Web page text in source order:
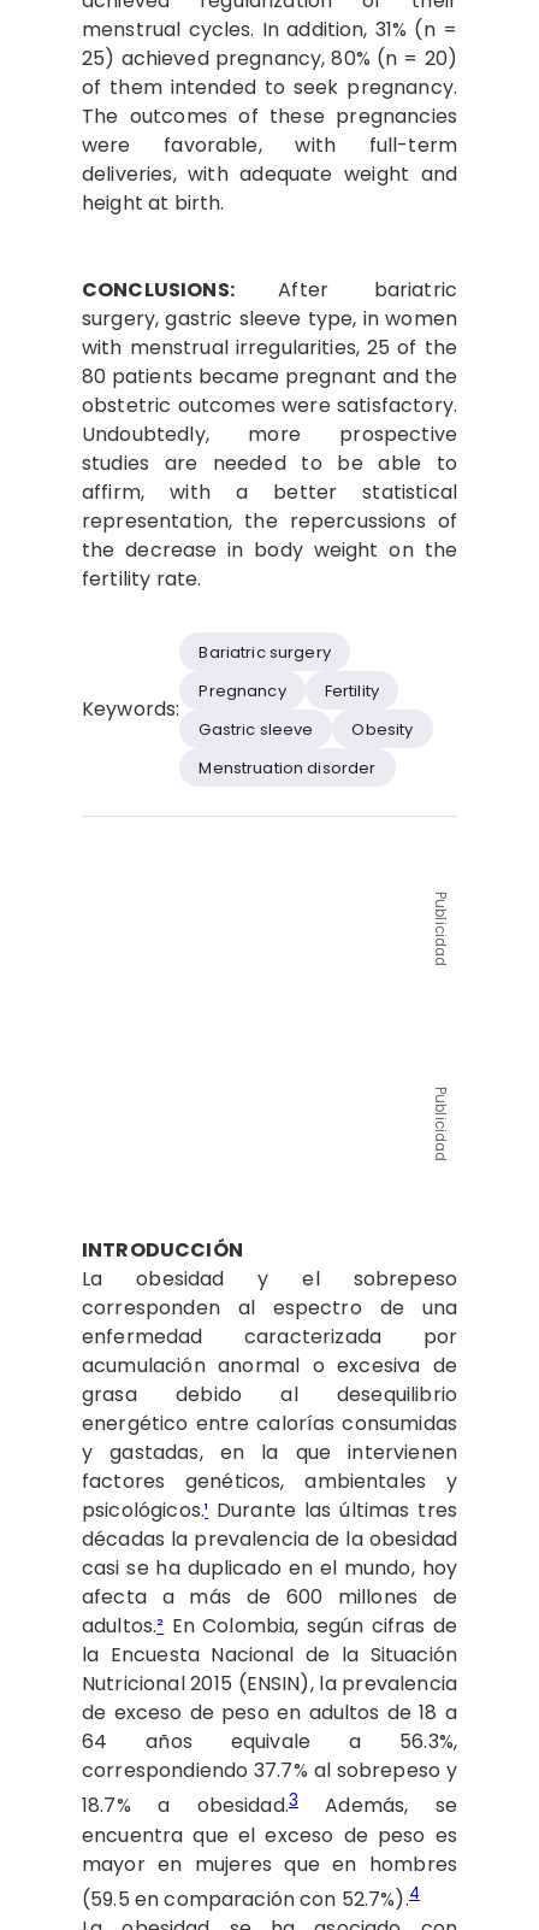
menstrual cycles. In addition, 31% (n =
25) achieved pregnancy, 80% (n = 20)
of them intended to seek pregnancy.
The outcomes of these pregnancies
were favorable, with full-term
deliveries, with adequate weight and
height at birth.
CONCLUSIONS:After bariatric
surgery, gastric sleeve type, in women
with menstrual irregularities, 25 of the
80 patients became pregnant and the
obstetric outcomes were satisfactory.
Undoubtedly, more prospective
studies are needed to be able to
affirm, with a better statistical
representation, the repercussions of
the decrease in body weight on the
fertility rate.
Keywords:
Bariatric surgery
Pregnancy
Fertility
Gastric sleeve
Obesity
Menstruation disorder
Publicidad
Publicidad
INTRODUCCIÓN
La obesidad y el sobrepeso
corresponden al espectro de una
enfermedad caracterizada por
acumulación anormal o excesiva de
grasa debido al desequilibrio
energético entre calorías consumidas
y gastadas, en la que intervienen
factores genéticos, ambientales y
psicológicos.¹ Durante las últimas tres
décadas la prevalencia de la obesidad
casi se ha duplicado en el mundo, hoy
afecta a más de 600 millones de
adultos.² En Colombia, según cifras de
la Encuesta Nacional de la Situación
Nutricional 2015 (ENSIN), la prevalencia
de exceso de peso en adultos de 18 a
64 años equivale a 56.3%,
correspondiendo 37.7% al sobrepeso y
18.7% a obesidad.3
Además, se
encuentra que el exceso de peso es
mayor en mujeres que en hombres
(59.5 en comparación con 52.7%).4